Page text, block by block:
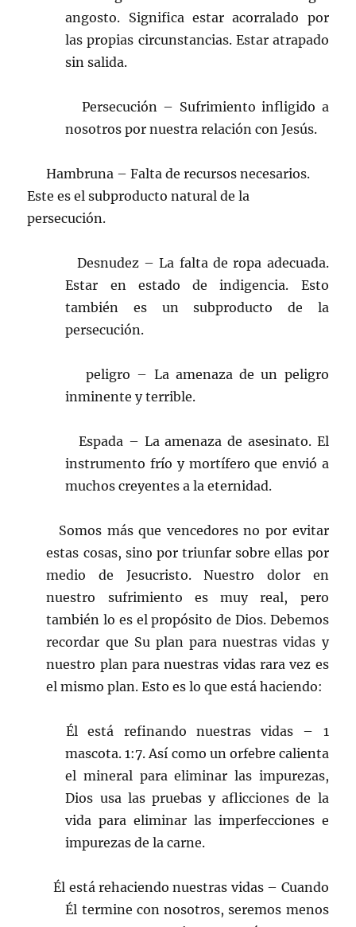
angosto. Significa estar acorralado por
las propias circunstancias. Estar atrapado
sin salida.
Persecución – Sufrimiento infligido a
nosotros por nuestra relación con Jesús.
Hambruna – Falta de recursos necesarios.
Este es el subproducto natural de la
persecución.
Desnudez – La falta de ropa adecuada.
Estar en estado de indigencia. Esto
también es un subproducto de la
persecución.
peligro – La amenaza de un peligro
inminente y terrible.
Espada – La amenaza de asesinato. El
instrumento frío y mortífero que envió a
muchos creyentes a la eternidad.
Somos más que vencedores no por evitar
estas cosas, sino por triunfar sobre ellas por
medio de Jesucristo. Nuestro dolor en
nuestro sufrimiento es muy real, pero
también lo es el propósito de Dios. Debemos
recordar que Su plan para nuestras vidas y
nuestro plan para nuestras vidas rara vez es
el mismo plan. Esto es lo que está haciendo:
Él está refinando nuestras vidas – 1
mascota. 1:7. Así como un orfebre calienta
el mineral para eliminar las impurezas,
Dios usa las pruebas y aflicciones de la
vida para eliminar las imperfecciones e
impurezas de la carne.
Él está rehaciendo nuestras vidas – Cuando
Él termine con nosotros, seremos menos